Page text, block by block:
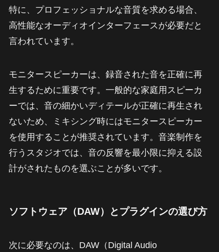
特に、プロフェッショナルな音質を求める場合、
高性能なオーディオインターフェースが必要だと
言われています。
モニタースピーカーは、録音された音を正確に再
生するために重要です。一般的な家庭用スピーカ
ーでは、音の細かいディテールが正確に再生され
ないため、ミキシング時にはモニタースピーカー
を使用することが推奨されています。音楽制作を
行うスタジオでは、音の反響を最小限に抑える設
計がされたものを選ぶことが多いです。
ソフトウェア（DAW）とプラグインの選び方
次に必要なのは、DAW（Digital Audio